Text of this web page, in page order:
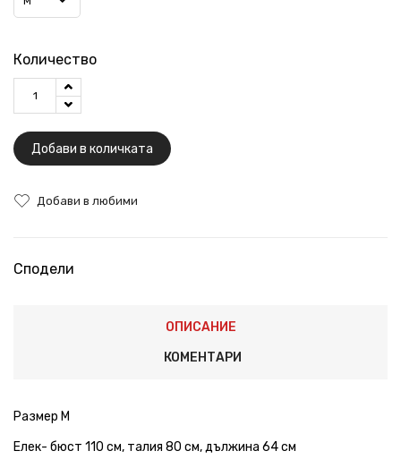
Количество
Добави в количката
Добави в любими
Сподели
ОПИСАНИЕ
КОМЕНТАРИ
Размер М
Елек- бюст 110 см, талия 80 см, дължина 64 см